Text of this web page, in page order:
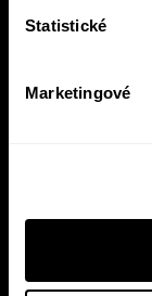
Statistické
Marketingové
vašich osobních
E-shop